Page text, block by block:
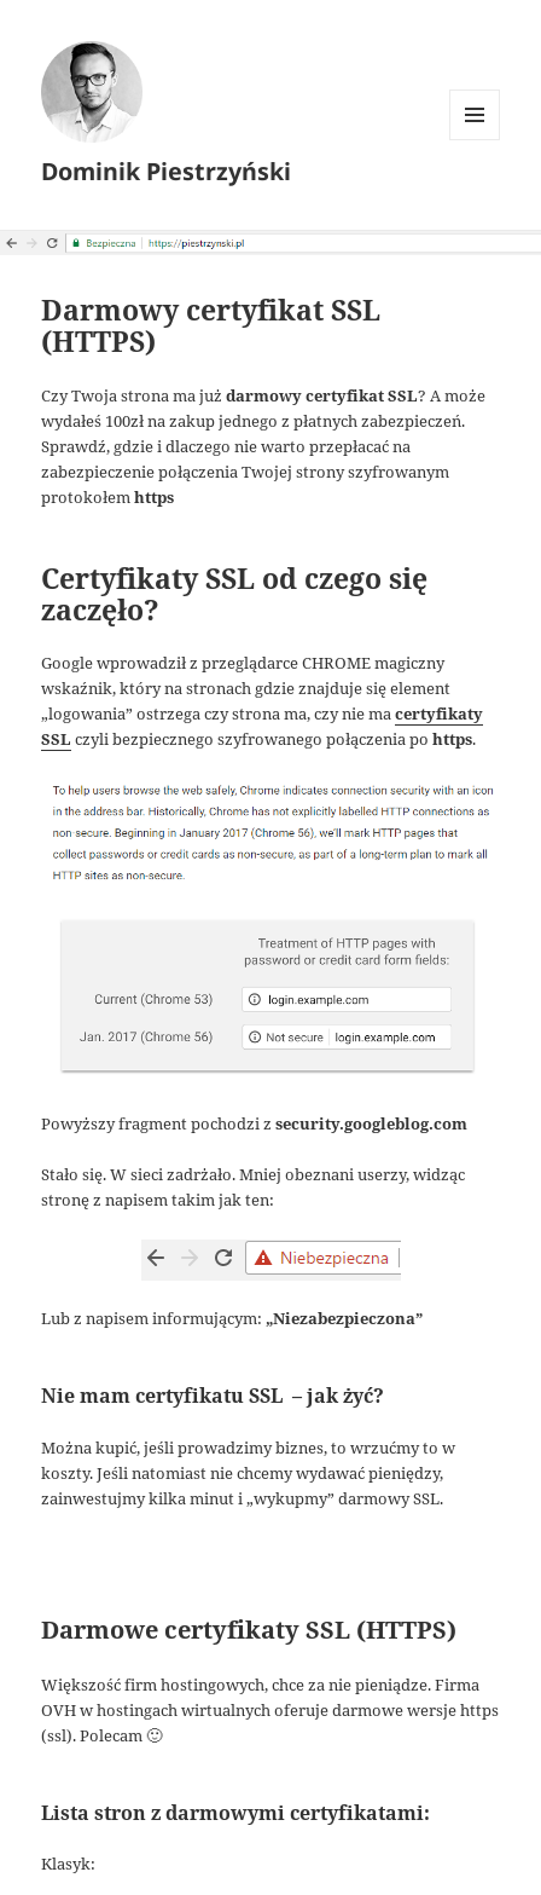
Dominik Piestrzyński
Darmowy certyfikat SSL
(HTTPS)
Czy Twoja strona ma jużdarmowy certyfikat SSL? A może
wydałeś 100zł na zakup jednego z płatnych zabezpieczeń.
Sprawdź, gdzie i dlaczego nie warto przepłacać na
zabezpieczenie połączenia Twojej strony szyfrowanym
protokołemhttps
Certyfikaty SSL od czego się
zaczęło?
Google wprowadził z przeglądarce CHROME magiczny
wskaźnik, który na stronach gdzie znajduje się element
„logowania” ostrzega czy strona ma, czy nie macertyfikaty
SSL czyli bezpiecznego szyfrowanego połączenia pohttps.
Powyższy fragment pochodzi zsecurity.googleblog.com
Stało się. W sieci zadrżało. Mniej obeznani userzy, widząc
stronę z napisem takim jak ten:
Lub z napisem informującym: „Niezabezpieczona”
Nie mam certyfikatu SSL – jak żyć?
Można kupić, jeśli prowadzimy biznes, to wrzućmy to w
koszty. Jeśli natomiast nie chcemy wydawać pieniędzy,
zainwestujmy kilka minut i „wykupmy” darmowy SSL.
Darmowe certyfikaty SSL (HTTPS)
Większość firm hostingowych, chce za nie pieniądze. Firma
OVH w hostingach wirtualnych oferuje darmowe wersje https
(ssl). Polecam 🙂
Lista stron z darmowymi certyfikatami:
Klasyk: